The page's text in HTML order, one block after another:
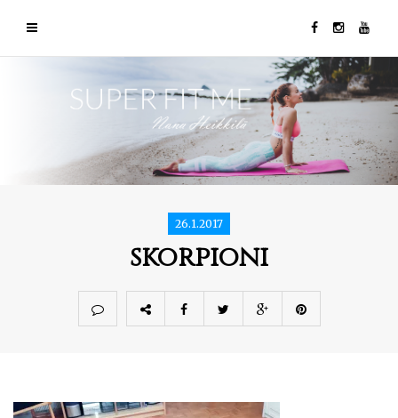
26.1.2017
skorpioni